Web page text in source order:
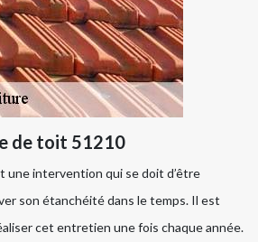
de toit 51210
intervention qui se doit d’être
son étanchéité dans le temps. Il est
cet entretien une fois chaque année.